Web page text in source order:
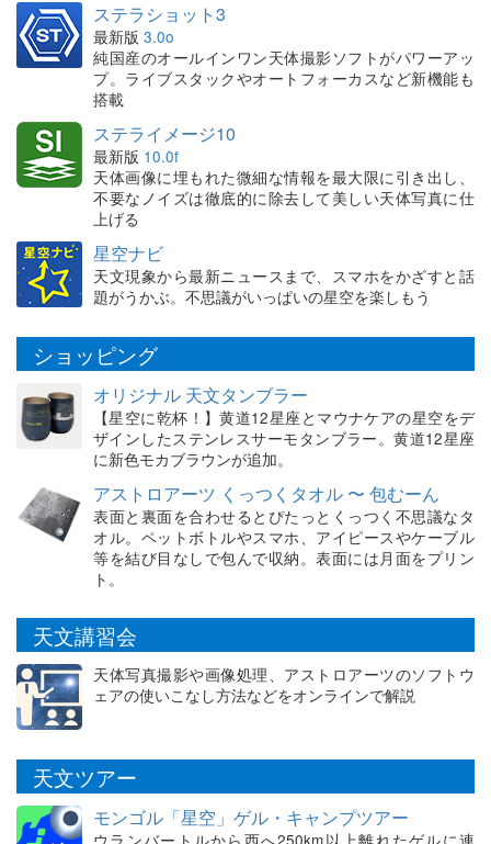
ステラショット3
最新版 3.0o
純国産のオールインワン天体撮影ソフトがパワーアッ
プ。ライブスタックやオートフォーカスなど新機能も
搭載
ステライメージ10
最新版 10.0f
天体画像に埋もれた微細な情報を最大限に引き出し、
不要なノイズは徹底的に除去して美しい天体写真に仕
上げる
星空ナビ
天文現象から最新ニュースまで、スマホをかざすと話
題がうかぶ。不思議がいっぱいの星空を楽しもう
ショッピング
オリジナル 天文タンブラー
【星空に乾杯！】黄道12星座とマウナケアの星空をデ
ザインしたステンレスサーモタンブラー。黄道12星座
に新色モカブラウンが追加。
アストロアーツ くっつくタオル 〜 包むーん
表面と裏面を合わせるとぴたっとくっつく不思議なタ
オル。ペットボトルやスマホ、アイピースやケーブル
等を結び目なしで包んで収納。表面には月面をプリン
ト。
天文講習会
天体写真撮影や画像処理、アストロアーツのソフトウ
ェアの使いこなし方法などをオンラインで解説
天文ツアー
モンゴル「星空」ゲル・キャンプツアー